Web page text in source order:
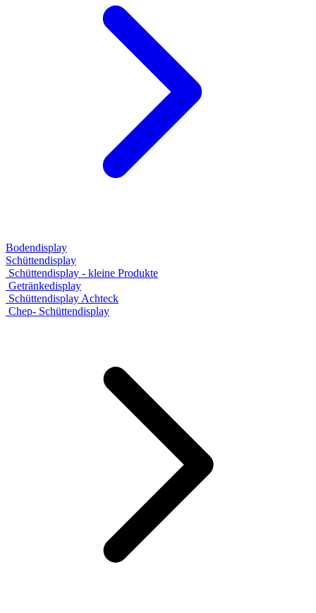
Bodendisplay
Schüttendisplay
Schüttendisplay - kleine Produkte
Getränkedisplay
Schüttendisplay Achteck
Chep- Schüttendisplay